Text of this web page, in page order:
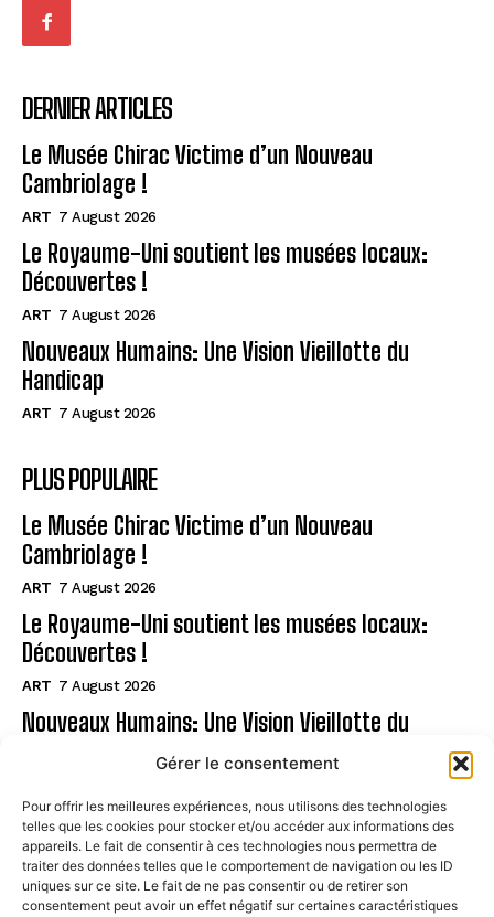
Gérer le consentement
Pour offrir les meilleures expériences, nous utilisons des technologies
telles que les cookies pour stocker et/ou accéder aux informations des
appareils. Le fait de consentir à ces technologies nous permettra de
traiter des données telles que le comportement de navigation ou les ID
uniques sur ce site. Le fait de ne pas consentir ou de retirer son
consentement peut avoir un effet négatif sur certaines caractéristiques
DERNIER ARTICLES
Le Musée Chirac Victime d’un Nouveau
Cambriolage !
ART 7 August 2026
Le Royaume-Uni soutient les musées locaux:
Découvertes !
ART 7 August 2026
Nouveaux Humains: Une Vision Vieillotte du
Handicap
ART 7 August 2026
PLUS POPULAIRE
Le Musée Chirac Victime d’un Nouveau
Cambriolage !
ART 7 August 2026
Le Royaume-Uni soutient les musées locaux:
Découvertes !
ART 7 August 2026
Nouveaux Humains: Une Vision Vieillotte du
Page
CONTACT